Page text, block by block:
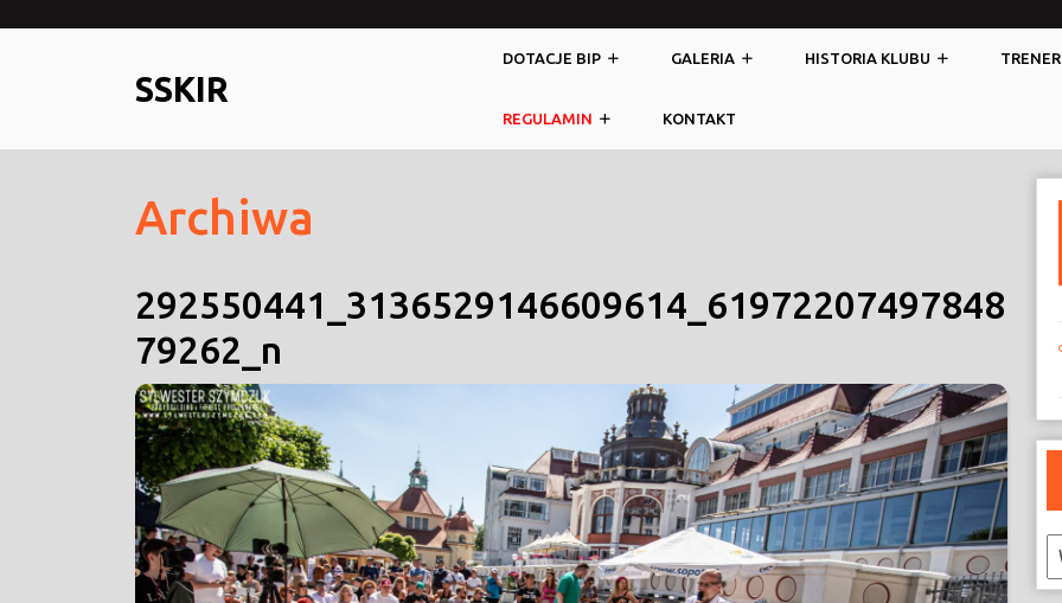
SSKIR
DOTACJE BIP GALERIA HISTORIA KLUBU
REGULAMIN KONTAKT
Archiwa
292550441_3136529146609614_61972207497848
79262_n